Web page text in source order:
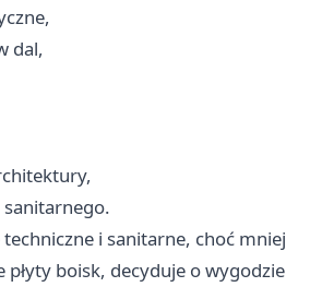
dal,
sanitarnego.
techniczne i sanitarne, choć mniej
płyty boisk, decyduje o wygodzie